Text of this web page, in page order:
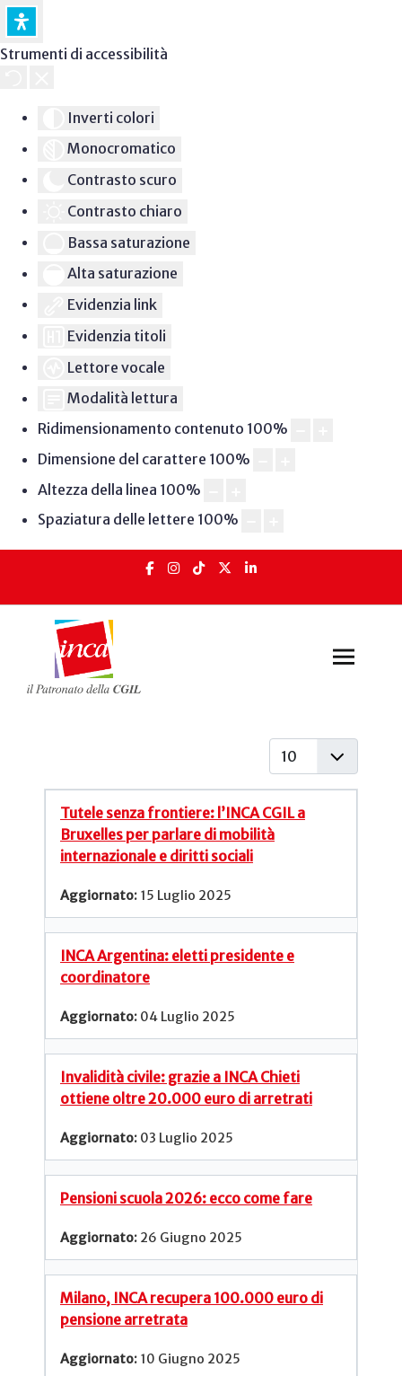
Strumenti di accessibilità
Inverti colori
Monocromatico
Contrasto scuro
Contrasto chiaro
Bassa saturazione
Alta saturazione
Evidenzia link
Evidenzia titoli
Lettore vocale
Modalità lettura
Ridimensionamento contenuto 100%
Dimensione del carattere 100%
Altezza della linea 100%
Spaziatura delle lettere 100%
Visualizza #
Tutele senza frontiere: l’INCA CGIL a
Bruxelles per parlare di mobilità
internazionale e diritti sociali
15 Luglio 2025
INCA Argentina: eletti presidente e
coordinatore
04 Luglio 2025
Invalidità civile: grazie a INCA Chieti
ottiene oltre 20.000 euro di arretrati
03 Luglio 2025
Pensioni scuola 2026: ecco come fare
26 Giugno 2025
Milano, INCA recupera 100.000 euro di
pensione arretrata
10 Giugno 2025